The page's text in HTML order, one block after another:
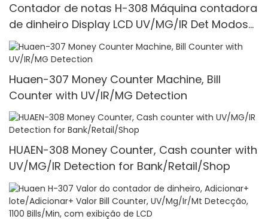
Contador de notas H-308 Máquina contadora
de dinheiro Display LCD UV/MG/IR Det Modos
multifuncionais 1100 unidades/minutos
Huaen-307 Money Counter Machine, Bill
Counter with UV/IR/MG Detection
HUAEN-308 Money Counter, Cash counter with
UV/MG/IR Detection for Bank/Retail/Shop